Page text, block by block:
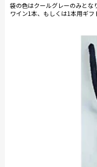
袋の色はクールグレーのみとな
ワイン1本、もしくは1本用ギフ